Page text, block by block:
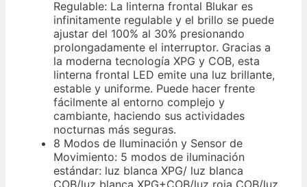
Regulable: La linterna frontal Blukar es
infinitamente regulable y el brillo se puede
ajustar del 100% al 30% presionando
prolongadamente el interruptor. Gracias a
la moderna tecnología XPG y COB, esta
linterna frontal LED emite una luz brillante,
estable y uniforme. Puede hacer frente
fácilmente al entorno complejo y
cambiante, haciendo sus actividades
nocturnas más seguras.
8 Modos de Iluminación y Sensor de
Movimiento: 5 modos de iluminación
estándar: luz blanca XPG/ luz blanca
COB/luz blanca XPG+COB/luz roja COB/luz